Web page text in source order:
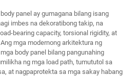
panel ay gumagana bilang isang
imbes na dekoratibong takip, na
bearing capacity, torsional rigidity, at
mga modernong arkitektura ng
body panel bilang pangunahing
ng mga load path, tumututol sa
at nagpaprotekta sa mga sakay habang